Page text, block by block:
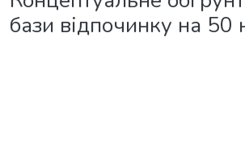
бази відпочинку на 50